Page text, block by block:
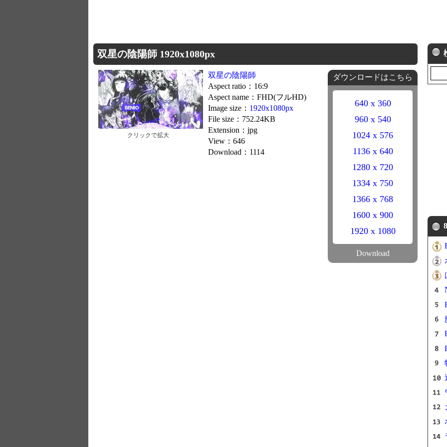
双星の陰陽師 1920x1080px
クリックで拡大
双星の陰陽師
Aspect ratio：16:9
Aspect name：FHD(フルHD)
Image size： 1920x1080px
File size：752.24KB
Extension：jpg
View：646
Download：1114
ダウンロードはこちら
640 x 360
960 x 540
1024 x 576
1136 x 640
1280 x 720
1334 x 750
1366 x 768
1600 x 900
1920 x 1080
Download